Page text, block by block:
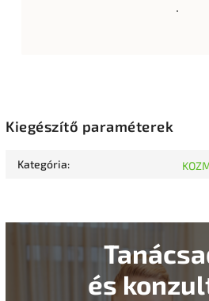
.
Kiegészítő paraméterek
Kategória:
és